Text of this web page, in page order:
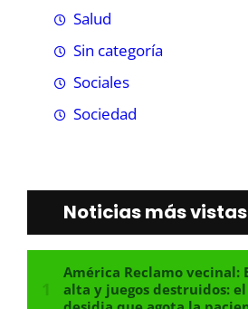
Salud
Sin categoría
Sociales
Sociedad
Noticias más vistas